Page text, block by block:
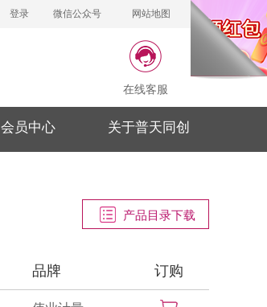
登录 微信公众号 网站地图
在线客服
会员中心 关于普天同创
产品目录下载
品牌 订购